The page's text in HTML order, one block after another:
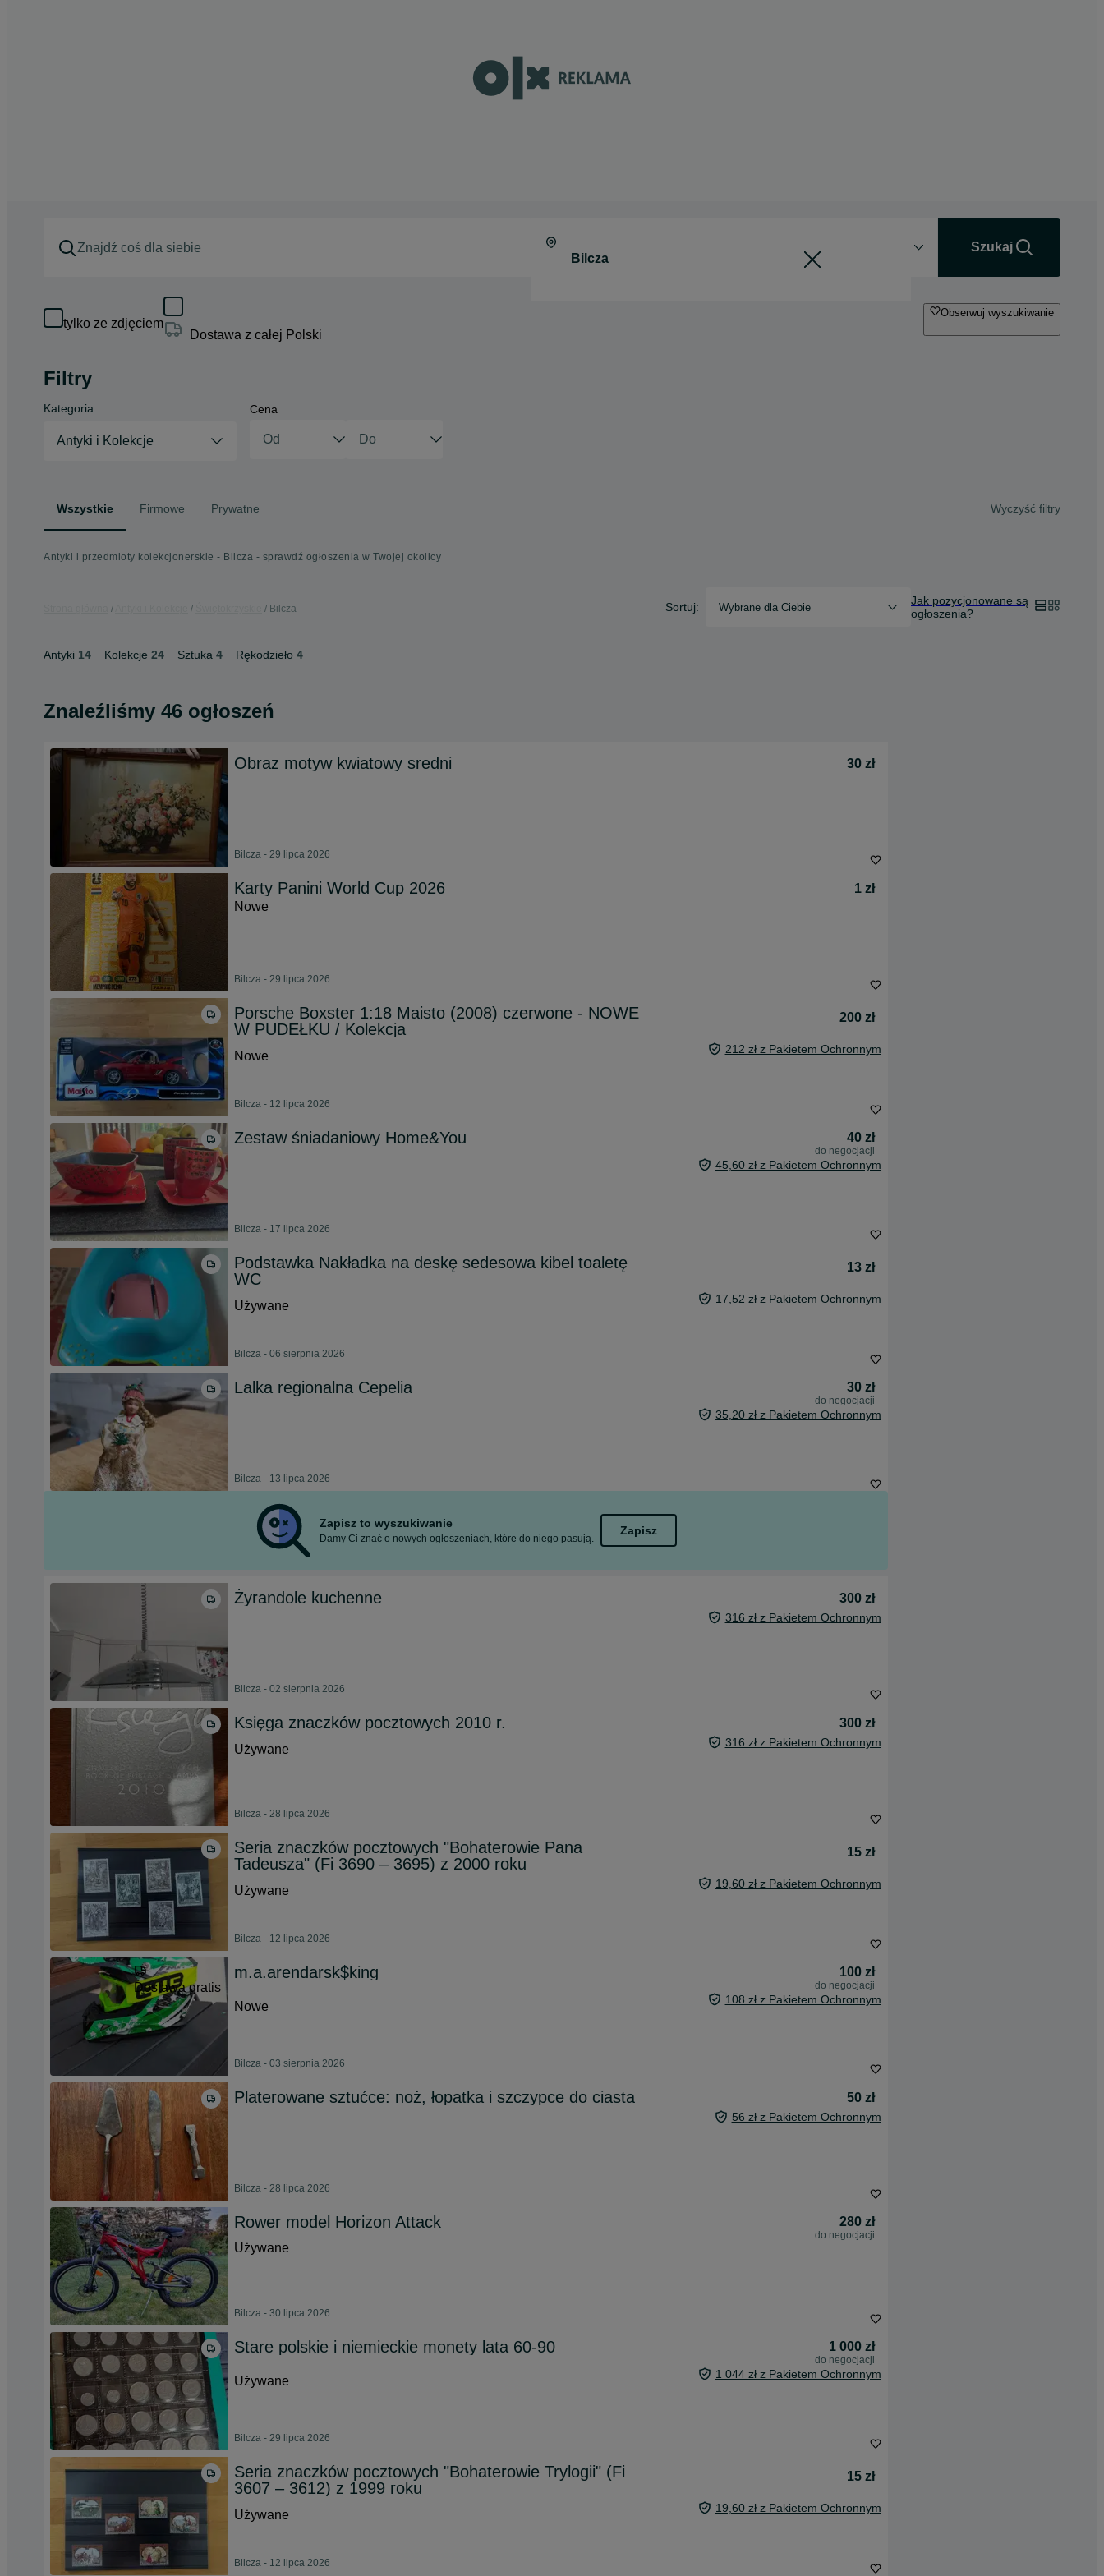
Szukaj
tylko ze zdjęciem
Dostawa z całej Polski
Obserwuj wyszukiwanie
Filtry
Kategoria
Antyki i Kolekcje
Cena
Wszystkie Firmowe Prywatne Wyczyść filtry
Antyki i przedmioty kolekcjonerskie - Bilcza - sprawdź ogłoszenia w Twojej okolicy
Bilcza Sortuj: Wybrane dla Ciebie
Jak pozycjonowane są
ogłoszenia?
Antyki 14 Kolekcje 24 Sztuka 4 Rękodzieło 4
Znaleźliśmy 46 ogłoszeń
Obraz motyw kwiatowy sredni 30 zł
Bilcza - 29 lipca 2026
Karty Panini World Cup 2026
1 zł
Nowe
Bilcza - 29 lipca 2026
Porsche Boxster 1:18 Maisto (2008) czerwone - NOWE
W PUDEŁKU / Kolekcja
200 zł
Nowe 212 zł z Pakietem Ochronnym
Bilcza - 12 lipca 2026
Zestaw śniadaniowy Home&You 40 zł
do negocjacji
45,60 zł z Pakietem Ochronnym
Bilcza - 17 lipca 2026
Podstawka Nakładka na deskę sedesowa kibel toaletę
WC
13 zł
Używane 17,52 zł z Pakietem Ochronnym
Bilcza - 06 sierpnia 2026
Lalka regionalna Cepelia 30 zł
do negocjacji
35,20 zł z Pakietem Ochronnym
Bilcza - 13 lipca 2026
Zapisz to wyszukiwanie
Damy Ci znać o nowych ogłoszeniach, które do niego pasują.
Zapisz
Żyrandole kuchenne 300 zł
316 zł z Pakietem Ochronnym
Bilcza - 02 sierpnia 2026
Księga znaczków pocztowych 2010 r.
300 zł
Używane
316 zł z Pakietem Ochronnym
Bilcza - 28 lipca 2026
Seria znaczków pocztowych "Bohaterowie Pana
Tadeusza" (Fi 3690 – 3695) z 2000 roku
15 zł
Używane 19,60 zł z Pakietem Ochronnym
Bilcza - 12 lipca 2026
Dostawa gratis
m.a.arendarsk$king 100 zł
do negocjacji
Nowe 108 zł z Pakietem Ochronnym
Bilcza - 03 sierpnia 2026
Platerowane sztućce: noż, łopatka i szczypce do ciasta 50 zł
56 zł z Pakietem Ochronnym
Bilcza - 28 lipca 2026
Rower model Horizon Attack 280 zł
do negocjacji
Używane
Bilcza - 30 lipca 2026
Stare polskie i niemieckie monety lata 60-90 1 000 zł
do negocjacji
Używane 1 044 zł z Pakietem Ochronnym
Bilcza - 29 lipca 2026
Seria znaczków pocztowych "Bohaterowie Trylogii" (Fi
3607 – 3612) z 1999 roku
15 zł
Używane 19,60 zł z Pakietem Ochronnym
Bilcza - 12 lipca 2026